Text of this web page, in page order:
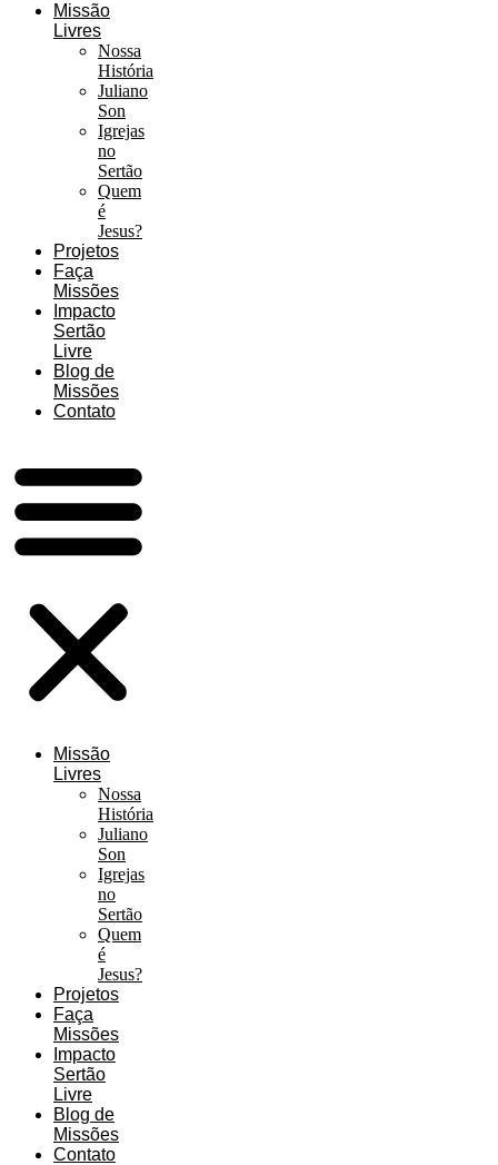
Missão
Livres
Nossa
História
Juliano
Son
Igrejas
no
Sertão
Quem
é
Jesus?
Projetos
Faça
Missões
Impacto
Sertão
Livre
Blog de
Missões
Contato
Missão
Livres
Nossa
História
Juliano
Son
Igrejas
no
Sertão
Quem
é
Jesus?
Projetos
Faça
Missões
Impacto
Sertão
Livre
Blog de
Missões
Contato